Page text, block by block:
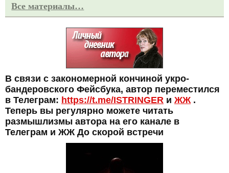
Все материалы…
В связи с закономерной кончиной укро-
бандеровского Фейсбука, автор переместился
в Телеграм: https://t.me/ISTRINGER и ЖЖ.
Теперь вы регулярно можете читать
размышлизмы автора на его канале в
Телеграм и ЖЖ До скорой встречи